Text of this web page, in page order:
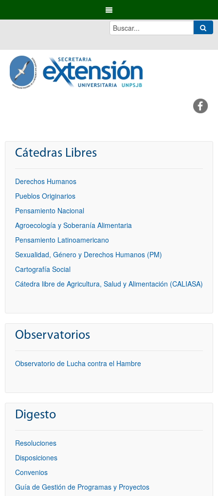
Cátedras Libres
Derechos Humanos
Pueblos Originarios
Pensamiento Nacional
Agroecología y Soberanía Alimentaria
Pensamiento Latinoamericano
Sexualidad, Género y Derechos Humanos (PM)
Cartografía Social
Cátedra libre de Agricultura, Salud y Alimentación (CALIASA)
Observatorios
Observatorio de Lucha contra el Hambre
Digesto
Resoluciones
Disposiciones
Convenios
Guía de Gestión de Programas y Proyectos